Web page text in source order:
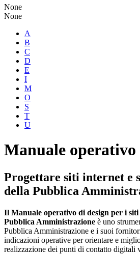
None
None
A
B
C
D
E
I
M
O
S
T
U
Manuale operativo
Progettare siti internet e
della Pubblica
Il Manuale operativo di design per i
Pubblica Amministrazione è uno
Pubblica Amministrazione e i suoi
indicazioni operative per orientare e
realizzazione dei punti di contatto digitali